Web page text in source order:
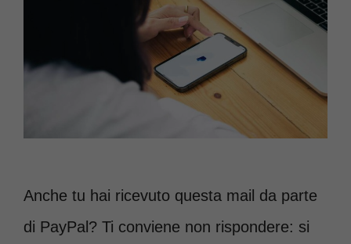
Anche tu hai ricevuto questa mail da parte
di PayPal? Ti conviene non rispondere: si